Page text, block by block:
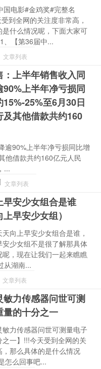
国电影#金鸡奖#完整名
到全网的关注度非常高，
是什么情况呢，下面大家可
、【第36届中...
文章列表
：上半年销售收入同
90%上半年净亏损同
15%-25%至6月30日
及其他借款共约160
逾90%上半年净亏损同比增
他借款共约160亿元人民
...
文章列表
早安少女组合是谁
上早安少女组）
向上早安少女组合是谁，
安少女组不是很了解那具体
呢，现在让我们一起来瞧瞧
从湖南...
文章列表
敏力传感器问世可测
量的十分之一
敏力传感器问世可测量电子
之一】!!!今天受到全网的关
，那么具体的是什么情况
怎么回事吧...